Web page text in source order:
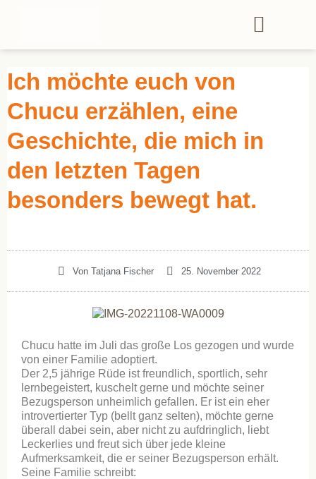
Ich möchte euch von
Chucu erzählen, eine
Geschichte, die mich in
den letzten Tagen
besonders bewegt hat.
VonTatjana Fischer 25. November 2022
Chucu hatte im Juli das große Los gezogen und wurde
von einer Familie adoptiert.
Der 2,5 jährige Rüde ist freundlich, sportlich, sehr
lernbegeistert, kuschelt gerne und möchte seiner
Bezugsperson unheimlich gefallen. Er ist ein eher
introvertierter Typ (bellt ganz selten), möchte gerne
überall dabei sein, aber nicht zu aufdringlich, liebt
Leckerlies und freut sich über jede kleine
Aufmerksamkeit, die er seiner Bezugsperson erhält.
Seine Familie schreibt: